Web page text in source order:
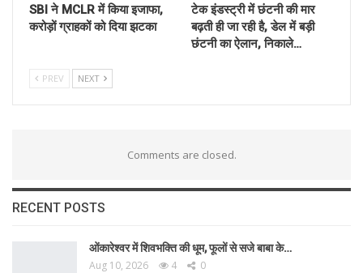
SBI ने MCLR में किया इजाफा,
करोड़ों ग्राहकों को दिया झटका
टेक इंडस्ट्री में छंटनी की मार
बढ़ती ही जा रही है, डेल में बड़ी
छंटनी का ऐलान, निकाले…
PREV NEXT
Comments are closed.
RECENT POSTS
ओंकारेश्वर में शिवभक्ति की धूम, फूलों से सजे बाबा के…
Aug 10, 2026 4 0